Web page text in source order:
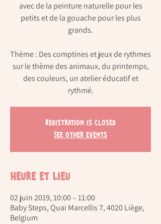
avec de la peinture naturelle pour les
petits et de la gouache pour les plus
grands.
Thème : Des comptines et jeux de rythmes
sur le thème des animaux, du printemps,
des couleurs, un atelier éducatif et
rythmé.
Registration is Closed
See other events
Heure et lieu
02 juin 2019, 10:00 – 11:00
Baby Steps, Quai Marcellis 7, 4020 Liège,
Belgium